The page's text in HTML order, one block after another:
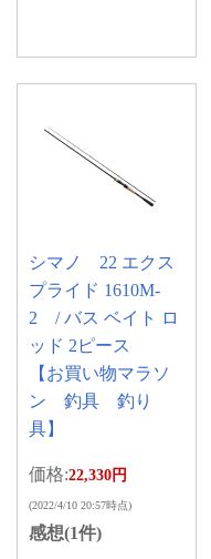
シマノ 22 エクス
プライド 1610M-
2 / バス ベイト ロ
ッド 2ピース
【お買い物マラソ
ン 釣具 釣り
具】
価格:22,330円
(2022/4/10 20:57時点)
感想(1件)